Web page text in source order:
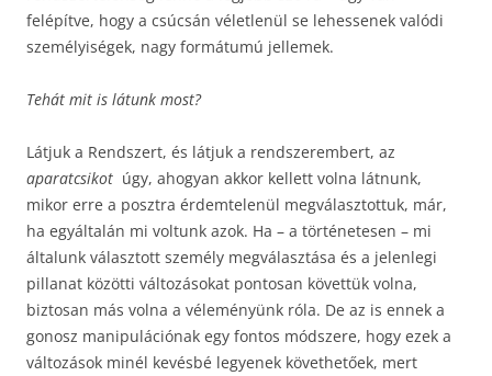
felépítve, hogy a csúcsán véletlenül se lehessenek valódi
személyiségek, nagy formátumú jellemek.
Tehát mit is látunk most?
Látjuk a Rendszert, és látjuk a rendszerembert, az
aparatcsikot úgy, ahogyan akkor kellett volna látnunk,
mikor erre a posztra érdemtelenül megválasztottuk, már,
ha egyáltalán mi voltunk azok. Ha – a történetesen – mi
általunk választott személy megválasztása és a jelenlegi
pillanat közötti változásokat pontosan követtük volna,
biztosan más volna a véleményünk róla. De az is ennek a
gonosz manipulációnak egy fontos módszere, hogy ezek a
változások minél kevésbé legyenek követhetőek, mert